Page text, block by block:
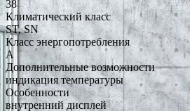
38
Климатический класс
ST, SN
Класс энергопотребления
A
Дополнительные возможности
индикация температуры
Особенности
внутренний дисплей